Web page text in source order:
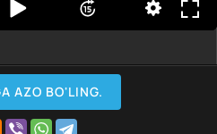
AZO BO'LING.